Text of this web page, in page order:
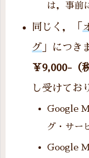
は，事前
同じく，「
グ 」につき
￥9,000-（
し受けてお
Google
グ・サー
Google